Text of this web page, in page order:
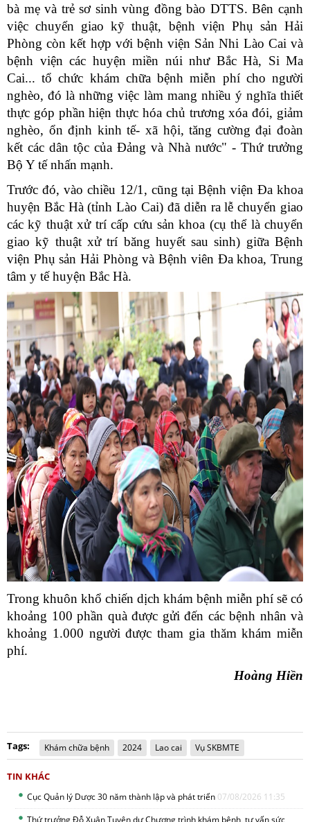
bà mẹ và trẻ sơ sinh vùng đồng bào DTTS. Bên cạnh
việc chuyển giao kỹ thuật, bệnh viện Phụ sản Hải
Phòng còn kết hợp với bệnh viện Sản Nhi Lào Cai và
bệnh viện các huyện miền núi như Bắc Hà, Si Ma
Cai... tổ chức khám chữa bệnh miễn phí cho người
nghèo, đó là những việc làm mang nhiều ý nghĩa thiết
thực góp phần hiện thực hóa chủ trương xóa đói, giảm
nghèo, ổn định kinh tế- xã hội, tăng cường đại đoàn
kết các dân tộc của Đảng và Nhà nước" - Thứ trưởng
Bộ Y tế nhấn mạnh.
Trước đó, vào chiều 12/1, cũng tại Bệnh viện Đa khoa
huyện Bắc Hà (tỉnh Lào Cai) đã diễn ra lễ chuyển giao
các kỹ thuật xử trí cấp cứu sản khoa (cụ thể là chuyển
giao kỹ thuật xử trí băng huyết sau sinh) giữa Bệnh
viện Phụ sản Hải Phòng và Bệnh viên Đa khoa, Trung
tâm y tế huyện Bắc Hà.
Trong khuôn khổ chiến dịch khám bệnh miễn phí sẽ có
khoảng 100 phần quà được gửi đến các bệnh nhân và
khoảng 1.000 người được tham gia thăm khám miễn
phí.
Hoàng Hiền
Tags: Khám chữa bệnh 2024 Lao cai Vụ SKBMTE
TIN KHÁC
Cục Quản lý Dược 30 năm thành lập và phát triển 07/08/2026 11:35
Thứ trưởng Đỗ Xuân Tuyên dự Chương trình khám bệnh, tư vấn sức